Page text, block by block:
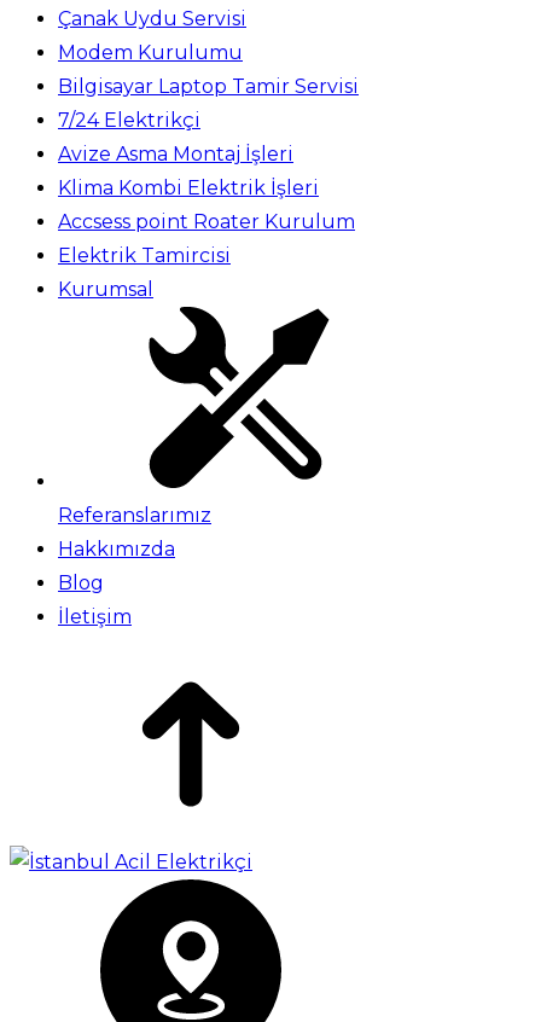
Çanak Uydu Servisi
Modem Kurulumu
Bilgisayar Laptop Tamir Servisi
7/24 Elektrikçi
Avize Asma Montaj İşleri
Klima Kombi Elektrik İşleri
Accsess point Roater Kurulum
Elektrik Tamircisi
Kurumsal
Referanslarımız
Hakkımızda
Blog
İletişim